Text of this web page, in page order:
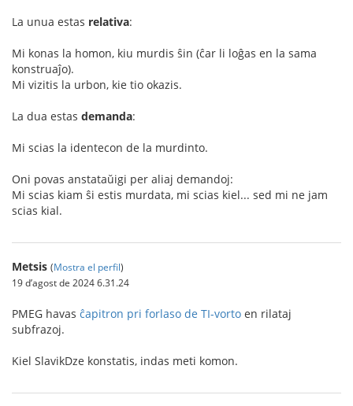
La unua estas relativa:
Mi konas la homon, kiu murdis ŝin (ĉar li loĝas en la sama
konstruaĵo).
Mi vizitis la urbon, kie tio okazis.
La dua estas demanda:
Mi scias la identecon de la murdinto.
Oni povas anstataŭigi per aliaj demandoj:
Mi scias kiam ŝi estis murdata, mi scias kiel... sed mi ne jam
scias kial.
Metsis (Mostra el perfil)
19 d’agost de 2024 6.31.24
PMEG havas ĉapitron pri forlaso de TI-vorto en rilataj
subfrazoj.
Kiel SlavikDze konstatis, indas meti komon.